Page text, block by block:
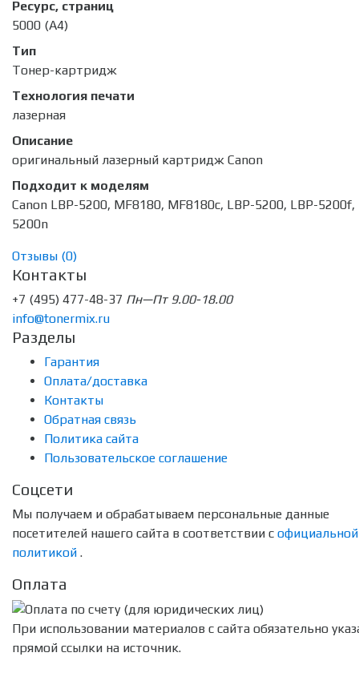
Ресурс, страниц
5000 (A4)
Тип
Тонер-картридж
Технология печати
лазерная
Описание
оригинальный лазерный картридж Canon
Подходит к моделям
Canon LBP-5200, MF8180, MF8180c, LBP-5200, LBP-5200f,
5200n
Отзывы (0)
Контакты
+7 (495) 477-48-37 Пн—Пт 9.00-18.00
info@tonermix.ru
Разделы
Гарантия
Оплата/доставка
Контакты
Обратная связь
Политика сайта
Пользовательское соглашение
Соцсети
Мы получаем и обрабатываем персональные данные
посетителей нашего сайта в соответствии с официальной
политикой .
Оплата
При использовании материалов с сайта обязательно
прямой ссылки на источник.